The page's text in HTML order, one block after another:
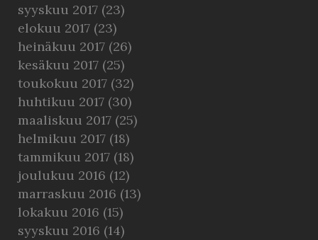
syyskuu 2017 (23)
elokuu 2017 (23)
heinäkuu 2017 (26)
kesäkuu 2017 (25)
toukokuu 2017 (32)
huhtikuu 2017 (30)
maaliskuu 2017 (25)
helmikuu 2017 (18)
tammikuu 2017 (18)
joulukuu 2016 (12)
marraskuu 2016 (13)
lokakuu 2016 (15)
syyskuu 2016 (14)